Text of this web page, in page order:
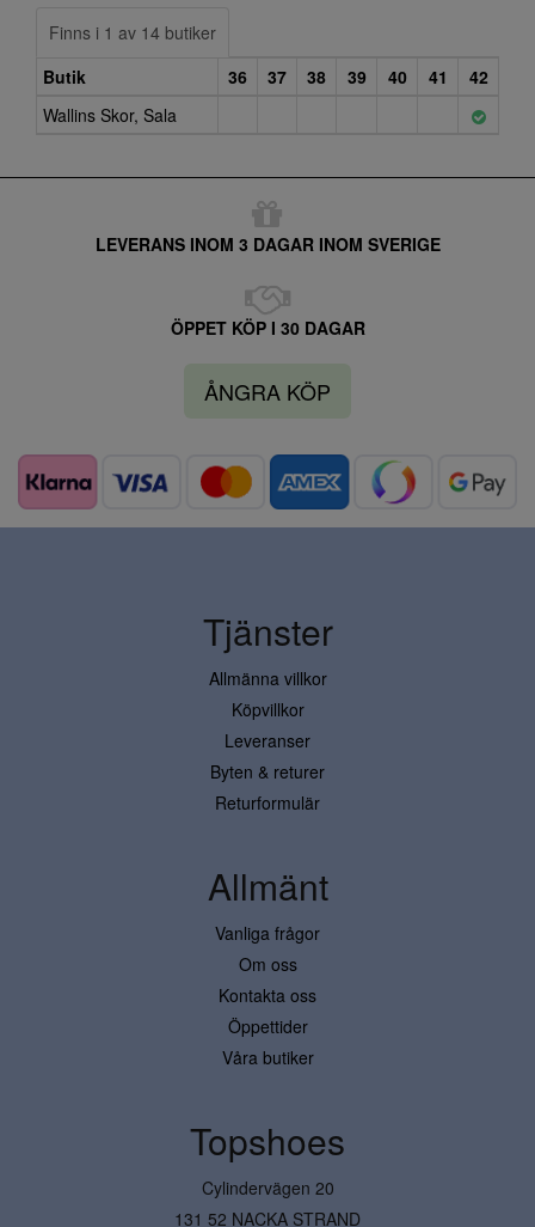
Finns i 1 av 14 butiker
Butik
36 37 38 39 40 41
42
Wallins Skor, Sala
LEVERANS INOM 3 DAGAR INOM SVERIGE
ÖPPET KÖP I 30 DAGAR
ÅNGRA KÖP
Tjänster
Allmänna villkor
Köpvillkor
Leveranser
Byten & returer
Returformulär
Allmänt
Vanliga frågor
Om oss
Kontakta oss
Öppettider
Våra butiker
Topshoes
Cylindervägen 20
131 52 NACKA STRAND